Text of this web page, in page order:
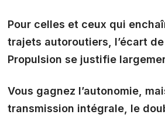
Pour celles et ceux qui
trajets autoroutiers, l’écart
Propulsion se justifie
Vous gagnez l’autonomie,
transmission intégrale, le